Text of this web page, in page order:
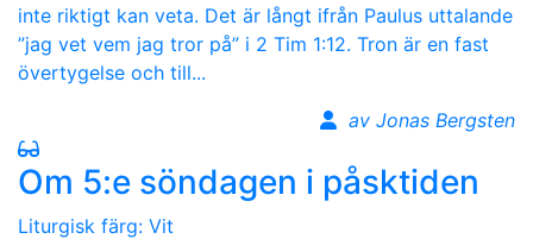
inte riktigt kan veta. Det är långt ifrån Paulus uttalande
”jag vet vem jag tror på” i 2 Tim 1:12. Tron är en fast
övertygelse och till...
av Jonas Bergsten
Om 5:e söndagen i påsktiden
Liturgisk färg: Vit